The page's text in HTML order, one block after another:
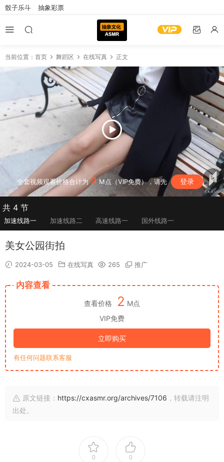
骰子乐斗 抽象彩票
当前位置： 首页 舞蹈区 在线写真 正文
全套视频观看价格合计为 2 M点（VIP免费），请先 登录
共 4 节
加速线路一 加速线路二 高速线路一 国外线路一
美女公园街拍
2024-03-05 在线写真 265 推广
内容查看
查看价格 2 M点
VIP免费
立即购买
有任何问题联系客服
原文链接： https://cxasmr.org/archives/7106 ，转载请注明
出处。
0 0